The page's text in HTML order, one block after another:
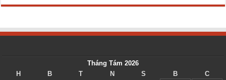
Tháng Tám 2026
H
B T N S B
C